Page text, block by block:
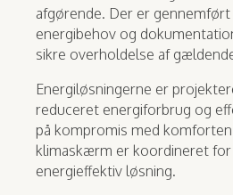
afgørende. Der er
energibehov og
sikre overholdelse af
Energiløsningerne er
reduceret energiforbrug og
på kompromis med
klimaskærm er koordineret
energieffektiv løsning.